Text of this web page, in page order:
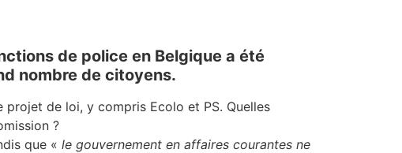
de police en Belgique a été
nombre de citoyens.
de loi, y compris Ecolo et PS. Quelles
?
que « le gouvernement en affaires courantes ne